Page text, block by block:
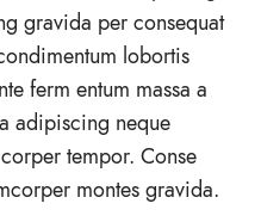
gravida per consequat
lobortis
ferm entum massa a
adipiscing neque
tempor. Conse
montes gravida.